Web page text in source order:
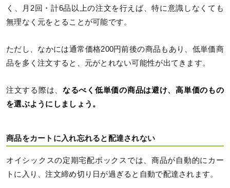
く、月2回・計6品以上の注文を行えば、特に意識しなくても
無理なく元をとることが可能です。
ただし、なかには通常価格200円前後の商品もあり、低単価商
品を多く注文すると、元がとれない可能性が出てきます。
注文する際は、なるべく低単価の商品は避け、高単価のもの
を選ぶようにしましょう。
商品をカートに入れ忘れると配達されない
オイシックスの定期宅配ボックスでは、商品が自動的にカー
トに入り、注文締め切り日が過ぎると自動で配達されます。